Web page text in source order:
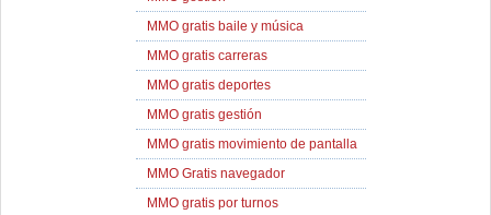
MMO gratis baile y música
MMO gratis carreras
MMO gratis deportes
MMO gratis gestión
MMO gratis movimiento de pantalla
MMO Gratis navegador
MMO gratis por turnos